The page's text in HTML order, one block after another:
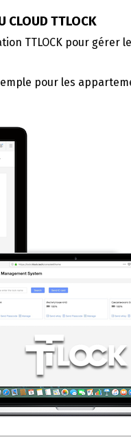
CLOUD TTLOCK
TTLOCK pour
pour les